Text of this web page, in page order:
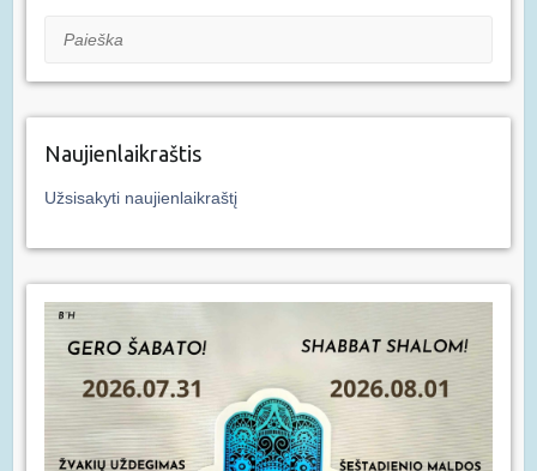
Paieška
Naujienlaikraštis
Užsisakyti naujienlaikraštį